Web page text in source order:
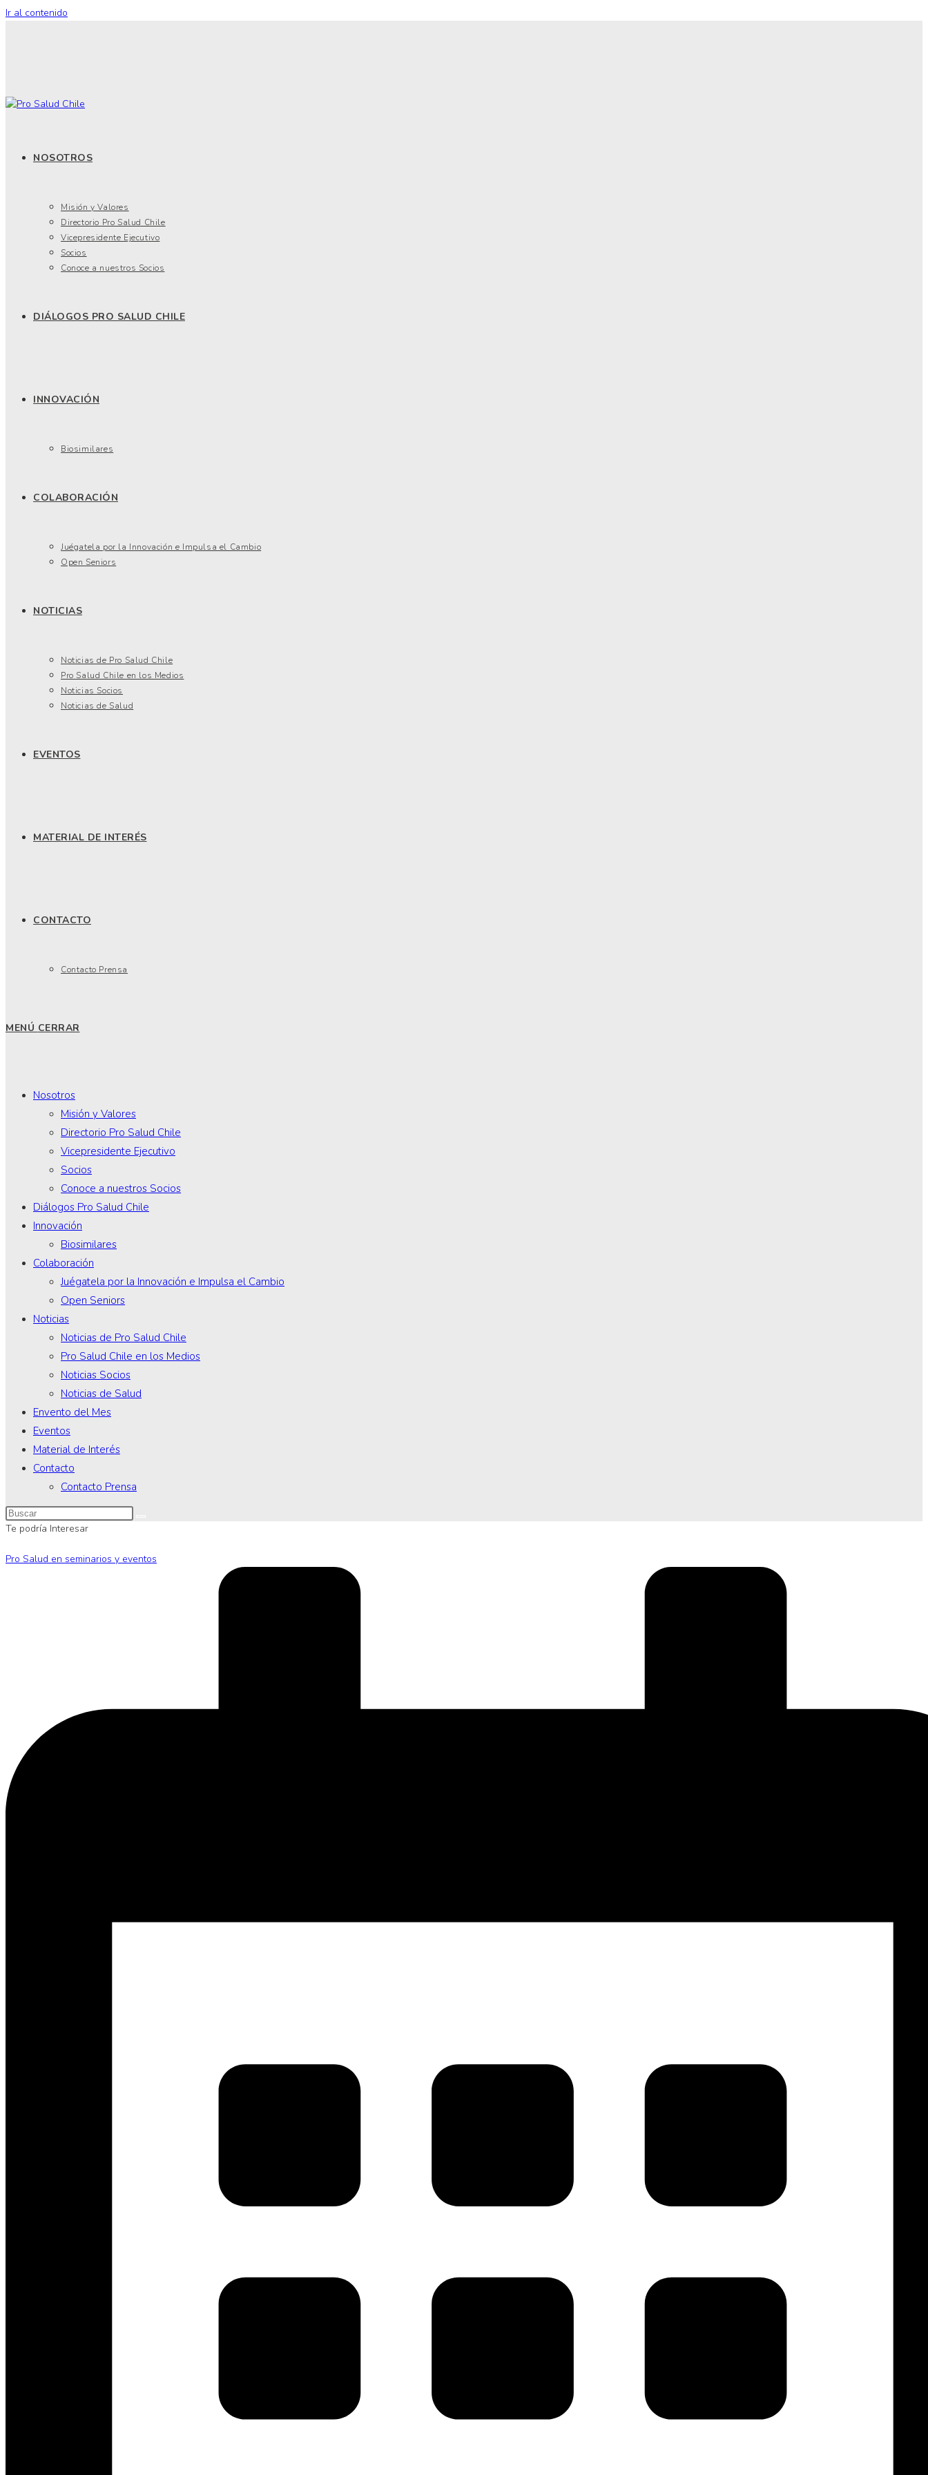
Ir al contenido
NOSOTROS
Misión y Valores
Directorio Pro Salud Chile
Vicepresidente Ejecutivo
Socios
Conoce a nuestros Socios
DIÁLOGOS PRO SALUD CHILE
INNOVACIÓN
Biosimilares
COLABORACIÓN
Juégatela por la Innovación e Impulsa el Cambio
Open Seniors
NOTICIAS
Noticias de Pro Salud Chile
Pro Salud Chile en los Medios
Noticias Socios
Noticias de Salud
EVENTOS
MATERIAL DE INTERÉS
CONTACTO
Contacto Prensa
MENÚ CERRAR
Nosotros
Misión y Valores
Directorio Pro Salud Chile
Vicepresidente Ejecutivo
Socios
Conoce a nuestros Socios
Diálogos Pro Salud Chile
Innovación
Biosimilares
Colaboración
Juégatela por la Innovación e Impulsa el Cambio
Open Seniors
Noticias
Noticias de Pro Salud Chile
Pro Salud Chile en los Medios
Noticias Socios
Noticias de Salud
Envento del Mes
Eventos
Material de Interés
Contacto
Contacto Prensa
Te podría Interesar
Pro Salud en seminarios y eventos